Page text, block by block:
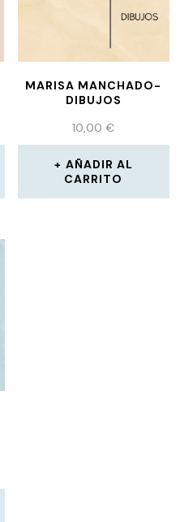
MARISA MANCHADO-
DIBUJOS
10,00€
AÑADIR AL
CARRITO